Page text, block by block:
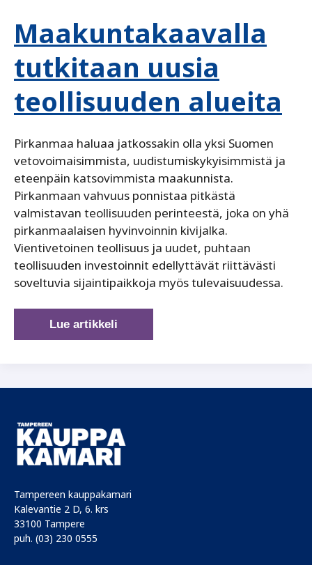
Maakuntakaavalla
tutkitaan uusia
teollisuuden alueita
Pirkanmaa haluaa jatkossakin olla yksi Suomen
vetovoimaisimmista, uudistumiskykyisimmistä ja
eteenpäin katsovimmista maakunnista.
Pirkanmaan vahvuus ponnistaa pitkästä
valmistavan teollisuuden perinteestä, joka on yhä
pirkanmaalaisen hyvinvoinnin kivijalka.
Vientivetoinen teollisuus ja uudet, puhtaan
teollisuuden investoinnit edellyttävät riittävästi
soveltuvia sijaintipaikkoja myös tulevaisuudessa.
Maakuntakaavalla
tutkitaan
Lue artikkeli
Tampereen kauppakamari
Kalevantie 2 D, 6. krs
33100 Tampere
puh. (03) 230 0555